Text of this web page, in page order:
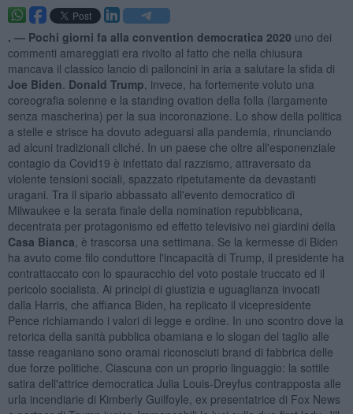
. — Pochi giorni fa alla convention democratica 2020 uno dei
commenti amareggiati era rivolto al fatto che nella chiusura
mancava il classico lancio di palloncini in aria a salutare la sfida di
Joe Biden Donald Trump , invece, ha fortemente voluto una
coreografia solenne e la standing ovation della folla (largamente
senza mascherina) per la sua incoronazione. Lo show della politica
a stelle e strisce ha dovuto adeguarsi alla pandemia, rinunciando
ad alcuni tradizionali cliché. In un paese che oltre all'esponenziale
contagio da Covid19 è infettato dal razzismo, attraversato da
violente tensioni sociali, spazzato ripetutamente da devastanti
uragani. Tra il sipario abbassato all'evento democratico di
Milwaukee e la serata finale della nomination repubblicana,
decentrata per protagonismo ed effetto televisivo nei giardini della
Casa Bianca , è trascorsa una settimana. Se la kermesse di Biden
ha avuto come filo conduttore l'incapacità di Trump, il presidente ha
contrattaccato con lo spauracchio del voto postale truccato ed il
pericolo socialista. Ai principi di giustizia e uguaglianza invocati
dalla Harris, che affianca Biden, ha replicato il vicepresidente
Pence richiamando i valori di legge e ordine. In uno scontro dove la
retorica della sanità pubblica obamiana e lo slogan del taglio alle
tasse reaganiano sono oramai riconosciuti brand di fabbrica delle
due forze politiche. Ciascuna con un proprio linguaggio: la sottile
satira dell'attrice democratica Julia Louis-Dreyfus contrapposta alle
urla incendiarie di Kimberly Guilfoyle, ex presentatrice di Fox News